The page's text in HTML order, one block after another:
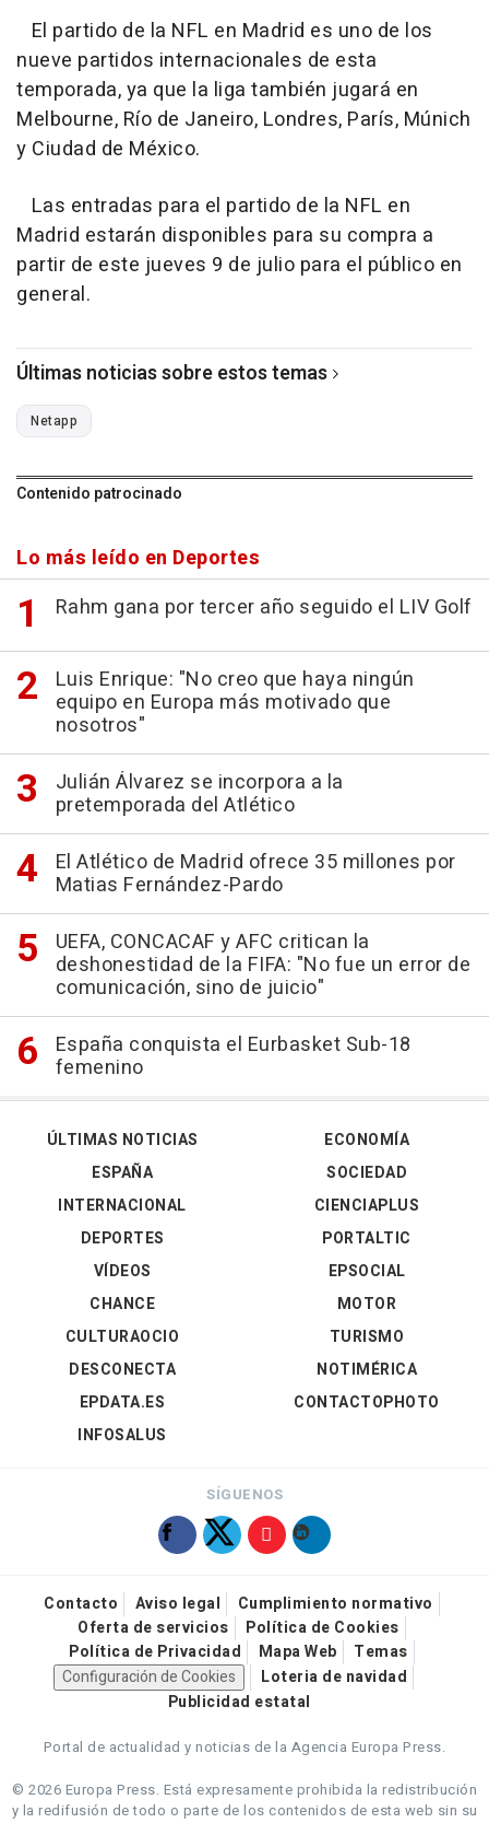
El partido de la NFL en Madrid es uno de los
nueve partidos internacionales de esta
temporada, ya que la liga también jugará en
Melbourne, Río de Janeiro, Londres, París, Múnich
y Ciudad de México.
Las entradas para el partido de la NFL en
Madrid estarán disponibles para su compra a
partir de este jueves 9 de julio para el público en
general.
Últimas noticias sobre estos temas
Netapp
Contenido patrocinado
Lo más leído en Deportes
Rahm gana por tercer año seguido el LIV Golf
Luis Enrique: "No creo que haya ningún
equipo en Europa más motivado que
nosotros"
Julián Álvarez se incorpora a la
pretemporada del Atlético
El Atlético de Madrid ofrece 35 millones por
Matias Fernández-Pardo
UEFA, CONCACAF y AFC critican la
deshonestidad de la FIFA: "No fue un error de
comunicación, sino de juicio"
España conquista el Eurbasket Sub-18
femenino
ÚLTIMAS NOTICIAS
ESPAÑA
INTERNACIONAL
DEPORTES
VÍDEOS
ECONOMÍA
SOCIEDAD
CIENCIAPLUS
PORTALTIC
EPSOCIAL
CHANCE
CULTURAOCIO
DESCONECTA
EPDATA.ES
INFOSALUS
MOTOR
TURISMO
NOTIMÉRICA
CONTACTOPHOTO
SÍGUENOS
Contacto Aviso legal
Cumplimiento normativo
Oferta de servicios
Política de Cookies
Política de Privacidad
Mapa Web
Temas
Configuración de Cookies
Loteria de navidad
Publicidad estatal
Portal de actualidad y noticias de la Agencia Europa Press.
© 2026 Europa Press. Está expresamente prohibida la redistribución
y la redifusión de todo o parte de los contenidos de esta web sin su